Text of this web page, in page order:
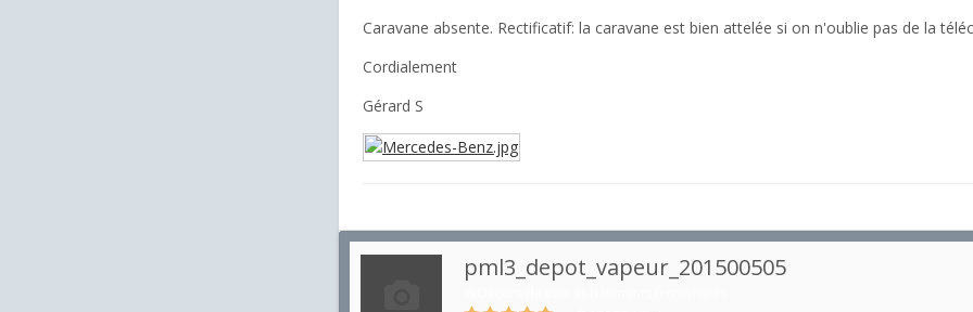
Caravane absente. Rectificatif: la caravane est bien attelée si on n'oublie pas de la
Cordialement
Gérard S
pml3_depot_vapeur_201500505